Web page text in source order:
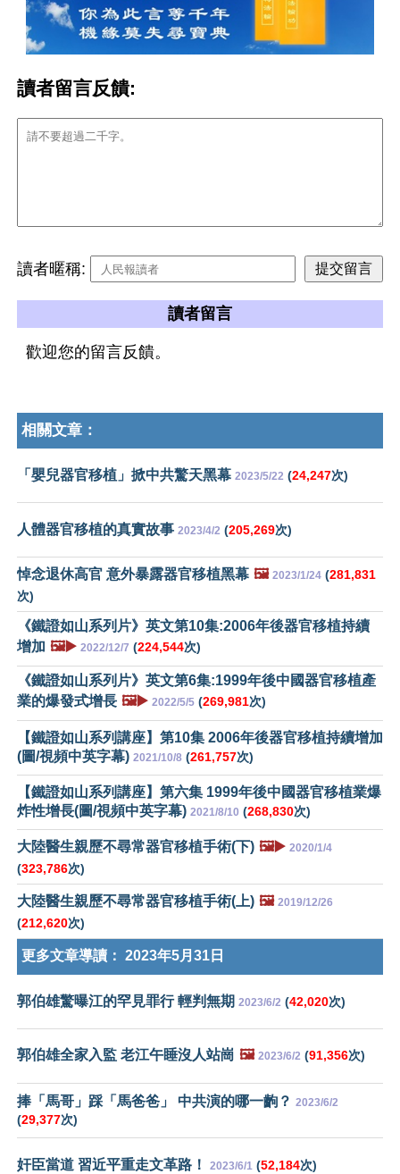
讀者留言反饋:
讀者暱稱:
讀者留言
歡迎您的留言反饋。
相關文章：
「嬰兒器官移植」掀中共驚天黑幕 2023/5/22 (24,247次)
人體器官移植的真實故事 2023/4/2 (205,269次)
悼念退休高官 意外暴露器官移植黑幕 🖼️ 2023/1/24 (281,831
次)
《鐵證如山系列片》英文第10集:2006年後器官移植持續
增加 🖼️▶️ 2022/12/7 (224,544次)
《鐵證如山系列片》英文第6集:1999年後中國器官移植產
業的爆發式增長 🖼️▶️ 2022/5/5 (269,981次)
【鐵證如山系列講座】第10集 2006年後器官移植持續增加
(圖/視頻中英字幕) 2021/10/8 (261,757次)
【鐵證如山系列講座】第六集 1999年後中國器官移植業爆
炸性增長(圖/視頻中英字幕) 2021/8/10 (268,830次)
大陸醫生親歷不尋常器官移植手術(下) 🖼️▶️ 2020/1/4
(323,786次)
大陸醫生親歷不尋常器官移植手術(上) 🖼️ 2019/12/26
(212,620次)
更多文章導讀： 2023年5月31日
郭伯雄驚曝江的罕見罪行 輕判無期 2023/6/2 (42,020次)
郭伯雄全家入監 老江午睡沒人站崗 🖼️ 2023/6/2 (91,356次)
捧「馬哥」踩「馬爸爸」 中共演的哪一齣？ 2023/6/2
(29,377次)
奸臣當道 習近平重走文革路！ 2023/6/1 (52,184次)